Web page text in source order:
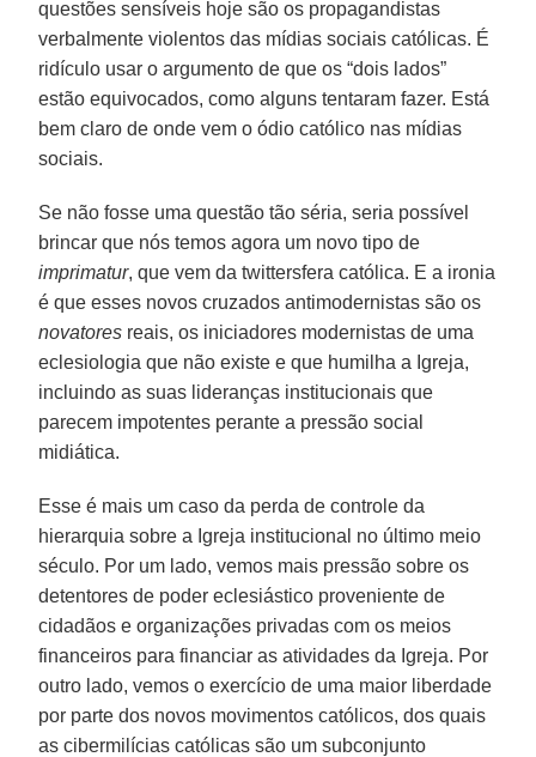
questões sensíveis hoje são os propagandistas
verbalmente violentos das mídias sociais católicas. É
ridículo usar o argumento de que os “dois lados”
estão equivocados, como alguns tentaram fazer. Está
bem claro de onde vem o ódio católico nas mídias
sociais.
Se não fosse uma questão tão séria, seria possível
brincar que nós temos agora um novo tipo de
imprimatur, que vem da twittersfera católica. E a ironia
é que esses novos cruzados antimodernistas são os
novatores reais, os iniciadores modernistas de uma
eclesiologia que não existe e que humilha a Igreja,
incluindo as suas lideranças institucionais que
parecem impotentes perante a pressão social
midiática.
Esse é mais um caso da perda de controle da
hierarquia sobre a Igreja institucional no último meio
século. Por um lado, vemos mais pressão sobre os
detentores de poder eclesiástico proveniente de
cidadãos e organizações privadas com os meios
financeiros para financiar as atividades da Igreja. Por
outro lado, vemos o exercício de uma maior liberdade
por parte dos novos movimentos católicos, dos quais
as cibermilícias católicas são um subconjunto